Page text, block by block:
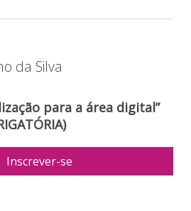
da Silva
para a área digital”
Inscrever-se